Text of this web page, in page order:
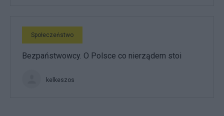
Społeczeństwo
Bezpaństwowcy. O Polsce co nierządem stoi
kelkeszos